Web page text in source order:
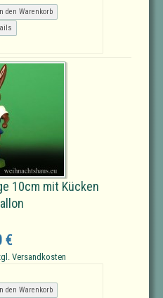
den Warenkorb
10cm mit Kücken
€
Versandkosten
den Warenkorb